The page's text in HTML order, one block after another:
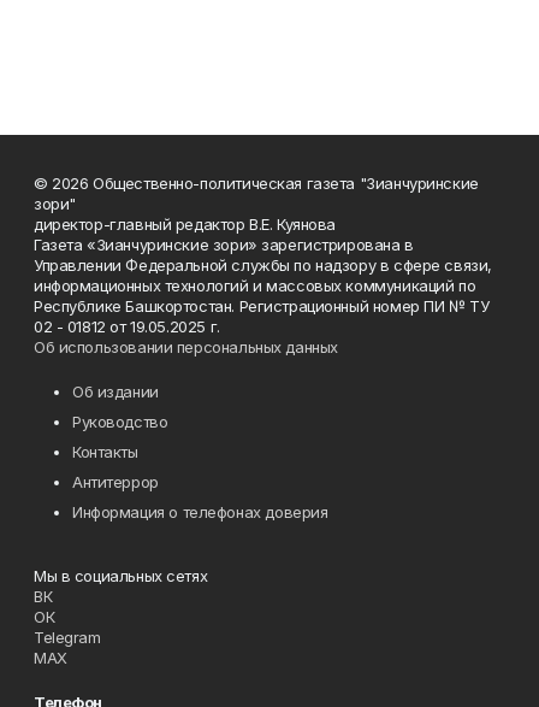
© 2026 Общественно-политическая газета "Зианчуринские
зори"
директор-главный редактор В.Е. Куянова
Газета «Зианчуринские зори» зарегистрирована в
Управлении Федеральной службы по надзору в сфере связи,
информационных технологий и массовых коммуникаций по
Республике Башкортостан. Регистрационный номер ПИ № ТУ
02 - 01812 от 19.05.2025 г.
Об использовании персональных данных
Об издании
Руководство
Контакты
Антитеррор
Информация о телефонах доверия
Мы в социальных сетях
ВК
ОК
Telegram
MAX
Телефон